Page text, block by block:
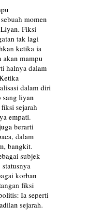
momen
Fiksi
tak lagi
ketika ia
akan mampu
halnya dalam
dalam diri
sang liyan
sejarah
empati.
berarti
dalam
bangkit.
subjek
korban
fiksi
Ia seperti
sejarah.